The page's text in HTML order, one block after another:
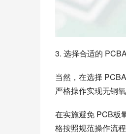
3. 选择合适的
当然，在选择
严格操作实现无铜
在实施避免 PCB板
格按照规范操作流